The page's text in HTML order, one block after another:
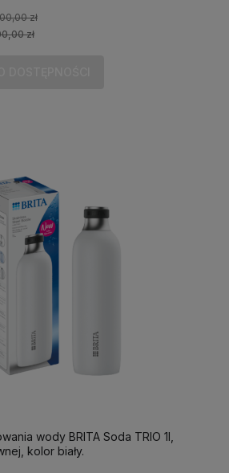
zł
zł
wody BRITA Soda TRIO 1l,
kolor biały.